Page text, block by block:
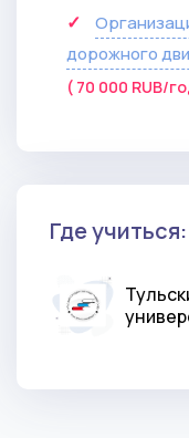
дорожного
( 70 000 RUB/
Где учиться: